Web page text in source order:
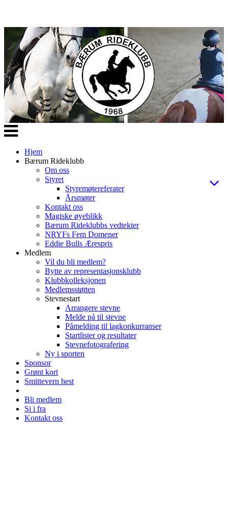
Veksle
navigasjon
Hjem
Bærum Rideklubb
Om oss
Styret
Styremøtereferater
Årsmøter
Kontakt oss
Magiske øyeblikk
Bærum Rideklubbs vedtekter
NRYFs Fem Domener
Eddie Bulls Ærespris
Medlem
Vil du bli medlem?
Bytte av representasjonsklubb
Klubbkolleksjonen
Medlemsstøtten
Stevnestart
Arrangere stevne
Melde på til stevne
Påmelding til lagkonkurranser
Startlister og resultater
Stevnefotografering
Ny i sporten
Sponsor
Grønt kort
Smittevern hest
Bli medlem
Si i fra
Kontakt oss